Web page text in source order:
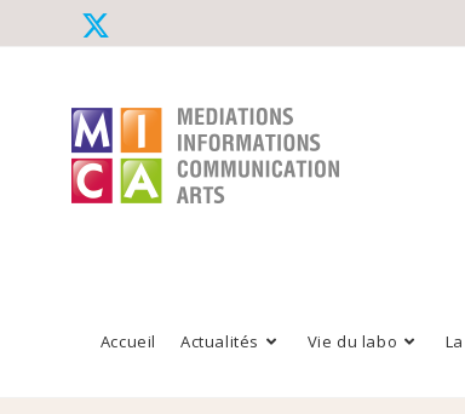
Accueil Actualités Vie du labo